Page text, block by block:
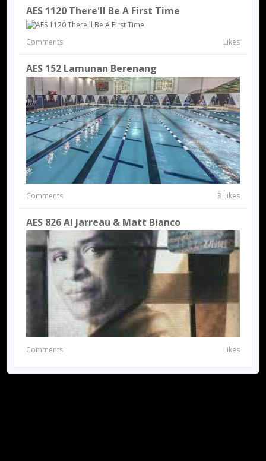
AES 1120 There'll Be A First Time
Comments Likes
AES 152 Lamunan Berenang
Comments 3 Likes
AES 826 Al Jarreau & Matt Bianco
Comments Likes